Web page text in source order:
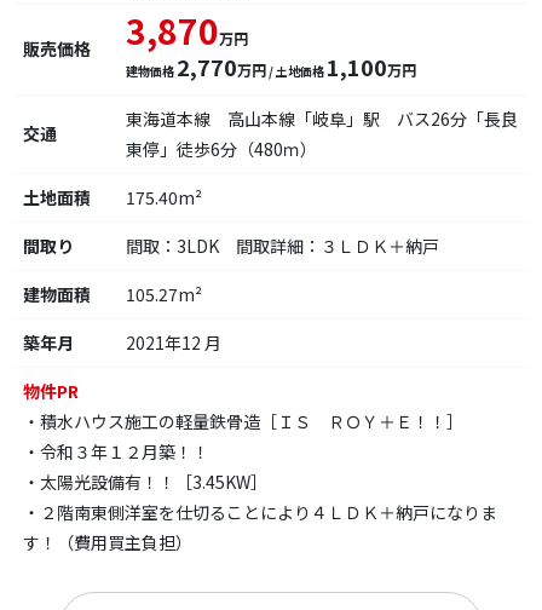
販売価格 3,870万円
建物価格 2,770万円 / 土地価格 1,100万円
交通
東海道本線 高山本線「岐阜」駅 バス26分「長良
東停」徒歩6分（480ｍ）
土地面積
175.40m²
間取り
間取：3LDK 間取詳細：３ＬＤＫ＋納戸
建物面積
105.27m²
築年月
2021年12 月
物件PR
・積水ハウス施工の軽量鉄骨造［ＩＳ ＲＯＹ＋Ｅ！！］
・令和３年１２月築！！
・太陽光設備有！！［3.45KW］
・２階南東側洋室を仕切ることにより４ＬＤＫ＋納戸になりま
す！（費用買主負担）